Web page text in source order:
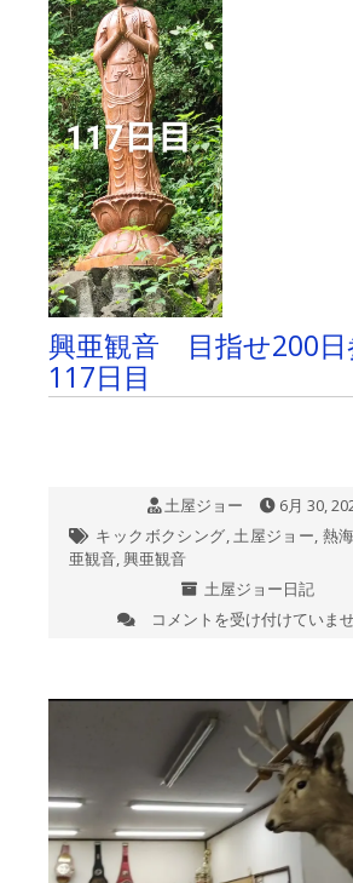
興亜観音 目指せ200
117日目
土屋ジョー
6月 30,
キックボクシング,土屋ジョー, 熱海
亜観音,興亜観音
土屋ジョー日記
興
せ
200
日
参
り
コメントを受け付けていま